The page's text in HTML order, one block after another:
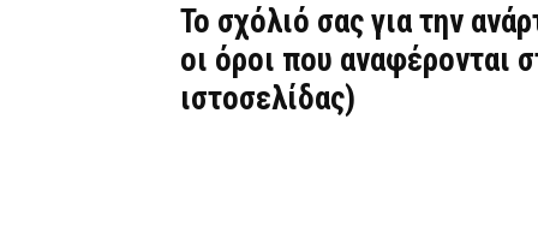
Το σχόλιό σας για την
οι όροι που αναφέρονται
ιστοσελίδας)